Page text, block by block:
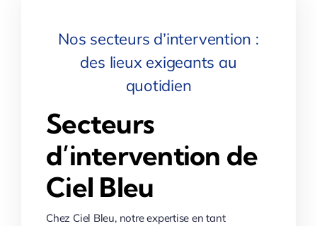
Nos secteurs d’intervention :
des lieux exigeants au
quotidien
Secteurs
d’intervention de
Ciel Bleu
Chez Ciel Bleu, notre expertise en tant